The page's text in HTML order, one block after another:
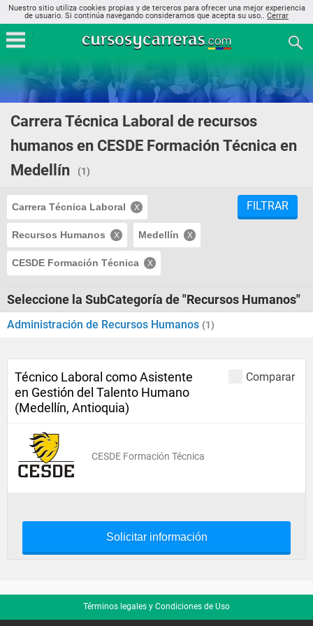
Nuestro sitio utiliza cookies propias y de terceros para ofrecer una mejor experiencia
de usuario. Si continúa navegando consideramos que acepta su uso.. Cerrar
Carrera Técnica Laboral de recursos
humanos en CESDE Formación Técnica en
Medellín
(1)
Carrera Técnica Laboral
Recursos Humanos Medellín
CESDE Formación Técnica
FILTRAR
Seleccione la SubCategoría de "Recursos Humanos"
Administración de Recursos Humanos (1)
Comparar
Técnico Laboral como Asistente
en Gestión del Talento Humano
(Medellín, Antioquia)
CESDE Formación Técnica
Solicitar información
Términos legales y Condiciones de Uso